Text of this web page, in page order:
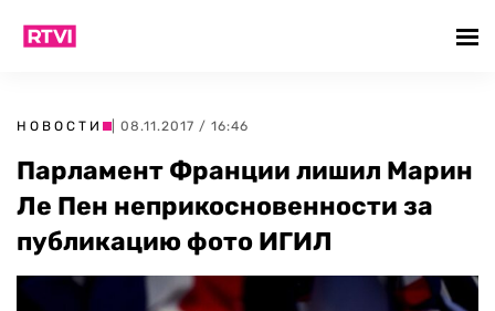
НОВОСТИ | 08.11.2017 / 16:46
Парламент Франции лишил Марин
Ле Пен неприкосновенности за
публикацию фото ИГИЛ